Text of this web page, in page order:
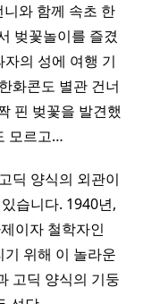
와 함께 속초 한
벚꽃놀이를 즐겼
자의 성에 여행 기
화콘도 별관 건너
핀 벚꽃을 발견했
모르고…
딕 양식의 외관이
습니다. 1940년,
이자 철학자인
기 위해 이 놀라운
고딕 양식의 기둥